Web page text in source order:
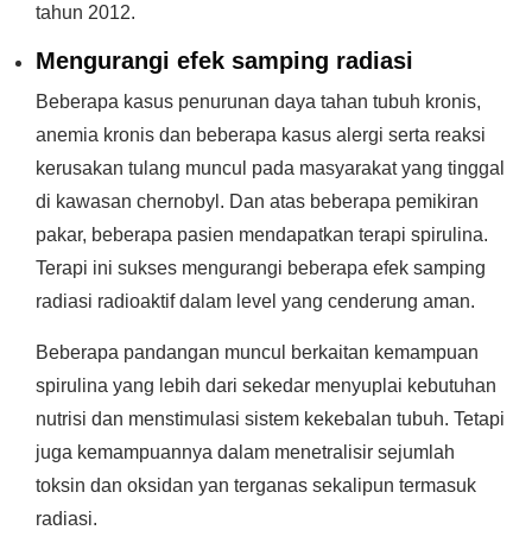
tahun 2012.
Mengurangi efek samping radiasi
Beberapa kasus penurunan daya tahan tubuh kronis,
anemia kronis dan beberapa kasus alergi serta reaksi
kerusakan tulang muncul pada masyarakat yang tinggal
di kawasan chernobyl. Dan atas beberapa pemikiran
pakar, beberapa pasien mendapatkan terapi spirulina.
Terapi ini sukses mengurangi beberapa efek samping
radiasi radioaktif dalam level yang cenderung aman.
Beberapa pandangan muncul berkaitan kemampuan
spirulina yang lebih dari sekedar menyuplai kebutuhan
nutrisi dan menstimulasi sistem kekebalan tubuh. Tetapi
juga kemampuannya dalam menetralisir sejumlah
toksin dan oksidan yan terganas sekalipun termasuk
radiasi.